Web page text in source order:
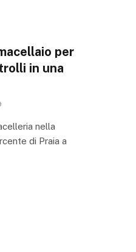
per
in una
nella
di Praia a